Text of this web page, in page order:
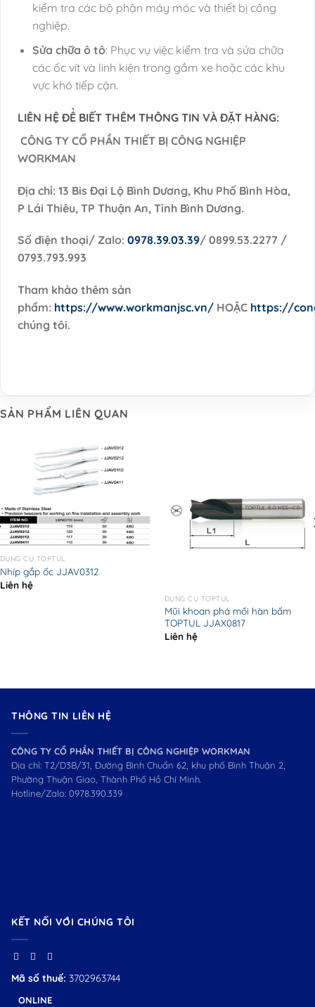
kiểm tra các bộ phận máy móc và thiết bị công
nghiệp.
Sửa chữa ô tô: Phục vụ việc kiểm tra và sửa chữa
các ốc vít và linh kiện trong gầm xe hoặc các khu
vực khó tiếp cận.
LIÊN HỆ ĐỂ BIẾT THÊM THÔNG TIN VÀ ĐẶT HÀNG:
CÔNG TY CỔ PHẦN THIẾT BỊ CÔNG NGHIỆP
WORKMAN
Địa chỉ: 13 Bis Đại Lộ Bình Dương, Khu Phố Bình Hòa,
P Lái Thiêu, TP Thuận An, Tỉnh Bình Dương.
Số điện thoại/ Zalo: 0978.39.03.39/ 0899.53.2277 /
0793.793.993
Tham khảo thêm sản
phẩm: https://www.workmanjsc.vn/ HOẶC https://
chúng tôi.
SẢN PHẨM LIÊN QUAN
DỤNG CỤ TOPTUL
Nhíp gắp ốc JJAV0312
Liên hệ
DỤNG CỤ TOPTUL
Mũi khoan phá mối hàn bấm
TOPTUL JJAX0817
Liên hệ
THÔNG TIN LIÊN HỆ
CÔNG TY CỔ PHẦN THIẾT BỊ CÔNG NGHIỆP WORKMAN
Địa chỉ: T2/D3B/31, Đường Bình Chuẩn 62, khu phố Bình Thuận 2,
Phường Thuận Giao, Thành Phố Hồ Chí Minh.
Hotline/Zalo: 0978.390.339
KẾT NỐI VỚI CHÚNG TÔI
Mã số thuế: 3702963744
ONLINE